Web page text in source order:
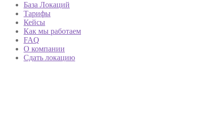
База Локаций
Тарифы
Кейсы
Как мы работаем
FAQ
О компании
Сдать локацию